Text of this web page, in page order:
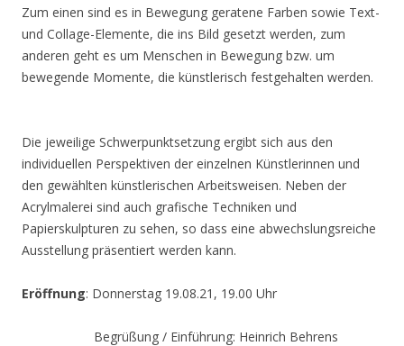
Zum einen sind es in Bewegung geratene Farben sowie Text-
und Collage-Elemente, die ins Bild gesetzt werden, zum
anderen geht es um Menschen in Bewegung bzw. um
bewegende Momente, die künstlerisch festgehalten werden.
Die jeweilige Schwerpunktsetzung ergibt sich aus den
individuellen Perspektiven der einzelnen Künstlerinnen und
den gewählten künstlerischen Arbeitsweisen. Neben der
Acrylmalerei sind auch grafische Techniken und
Papierskulpturen zu sehen, so dass eine abwechslungsreiche
Ausstellung präsentiert werden kann.
Eröffnung: Donnerstag 19.08.21, 19.00 Uhr
Begrüßung / Einführung: Heinrich Behrens